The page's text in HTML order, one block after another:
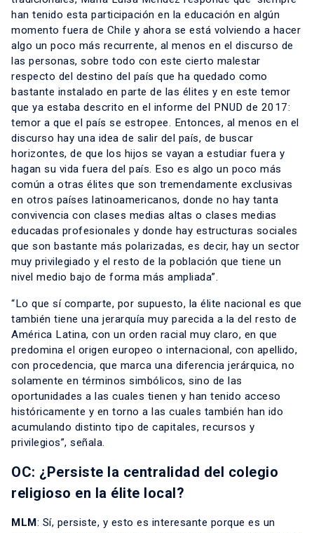
han tenido esta participación en la educación en algún
momento fuera de Chile y ahora se está volviendo a hacer
algo un poco más recurrente, al menos en el discurso de
las personas, sobre todo con este cierto malestar
respecto del destino del país que ha quedado como
bastante instalado en parte de las élites y en este temor
que ya estaba descrito en el informe del PNUD de 2017:
temor a que el país se estropee. Entonces, al menos en el
discurso hay una idea de salir del país, de buscar
horizontes, de que los hijos se vayan a estudiar fuera y
hagan su vida fuera del país. Eso es algo un poco más
común a otras élites que son tremendamente exclusivas
en otros países latinoamericanos, donde no hay tanta
convivencia con clases medias altas o clases medias
educadas profesionales y donde hay estructuras sociales
que son bastante más polarizadas, es decir, hay un sector
muy privilegiado y el resto de la población que tiene un
nivel medio bajo de forma más ampliada”.
“Lo que sí comparte, por supuesto, la élite nacional es que
también tiene una jerarquía muy parecida a la del resto de
América Latina, con un orden racial muy claro, en que
predomina el origen europeo o internacional, con apellido,
con procedencia, que marca una diferencia jerárquica, no
solamente en términos simbólicos, sino de las
oportunidades a las cuales tienen y han tenido acceso
históricamente y en torno a las cuales también han ido
acumulando distinto tipo de capitales, recursos y
privilegios”, señala.
OC: ¿Persiste la centralidad del colegio
religioso en la élite local?
MLM: Sí, persiste, y esto es interesante porque es un